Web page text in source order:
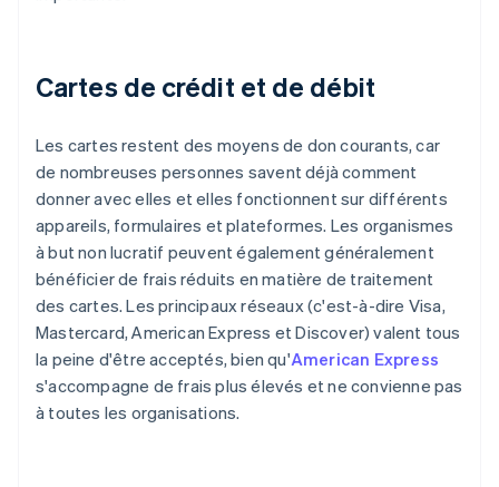
Cartes de crédit et de débit
Les cartes restent des moyens de don courants, car
de nombreuses personnes savent déjà comment
donner avec elles et elles fonctionnent sur différents
appareils, formulaires et plateformes. Les organismes
à but non lucratif peuvent également généralement
bénéficier de frais réduits en matière de traitement
des cartes. Les principaux réseaux (c'est-à-dire Visa,
Mastercard, American Express et Discover) valent tous
la peine d'être acceptés, bien qu'American Express
s'accompagne de frais plus élevés et ne convienne pas
à toutes les organisations.